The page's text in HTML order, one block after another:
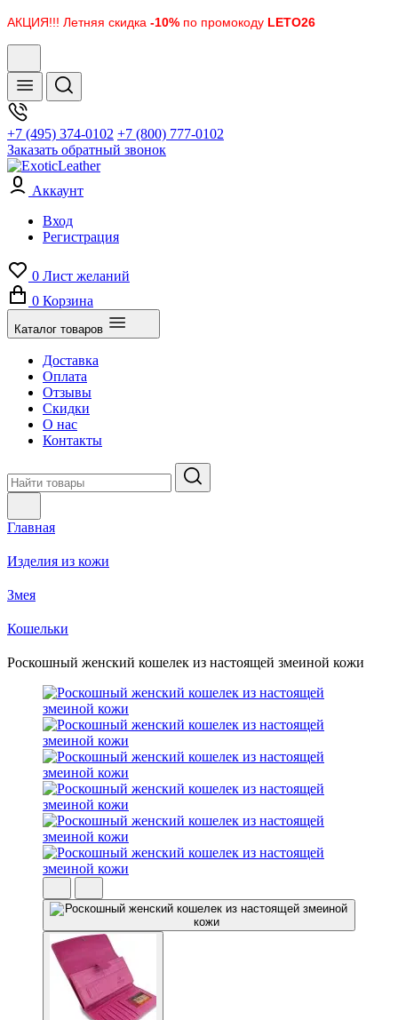
АКЦИЯ!!! Летняя скидка -10% по промокоду LETO26
+7 (495) 374-0102 +7 (800) 777-0102
Заказать обратный звонок
Аккаунт
Вход
Регистрация
0 Лист желаний
0 Корзина
Каталог товаров
Доставка
Оплата
Отзывы
Скидки
О нас
Контакты
Главная
Изделия из кожи
Змея
Кошельки
Роскошный женский кошелек из настоящей змеиной кожи